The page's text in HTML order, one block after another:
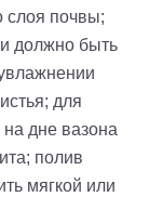
слоя почвы;
должно быть
для
дне вазона
полив
мягкой или